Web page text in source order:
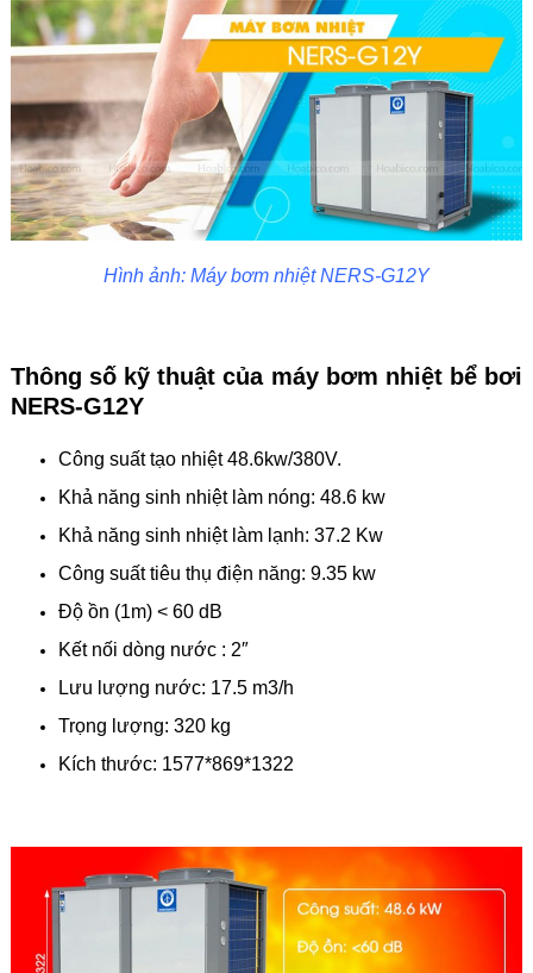
Hình ảnh: Máy bơm nhiệt NERS-G12Y
Thông số kỹ thuật của máy bơm nhiệt bể bơi
NERS-G12Y
Công suất tạo nhiệt 48.6kw/380V.
Khả năng sinh nhiệt làm nóng: 48.6 kw
Khả năng sinh nhiệt làm lạnh: 37.2 Kw
Công suất tiêu thụ điện năng: 9.35 kw
Độ ồn (1m) < 60 dB
Kết nối dòng nước : 2″
Lưu lượng nước: 17.5 m3/h
Trọng lượng: 320 kg
Kích thước: 1577*869*1322